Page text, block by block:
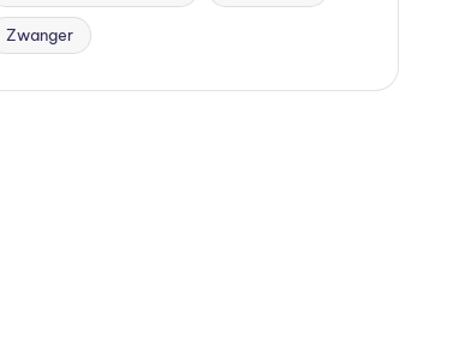
Zwanger